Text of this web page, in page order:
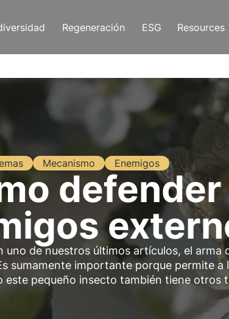
Regeneración ESG Resources
Mecanismo Enemigos
uno de nuestros últimos artículos, el arma
sumamente importante porque permite
este pequeño insecto también tiene otros